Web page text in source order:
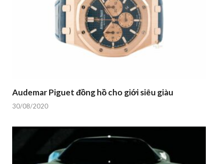
Audemar Piguet đồng hồ cho giới siêu giàu
30/08/2020